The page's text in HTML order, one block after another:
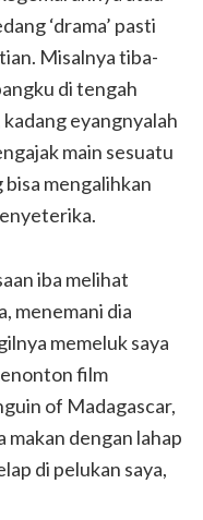
‘drama’ pasti
Misalnya tiba-
di tengah
eyangnyalah
main sesuatu
mengalihkan
iba melihat
menemani dia
memeluk saya
film
of Madagascar,
makan dengan lahap
di pelukan saya,